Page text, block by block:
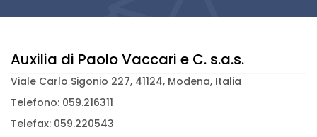
Auxilia di Paolo Vaccari e C. s.a.s.
Viale Carlo Sigonio 227, 41124, Modena, Italia
Telefono: 059.216311
Telefax: 059.220543